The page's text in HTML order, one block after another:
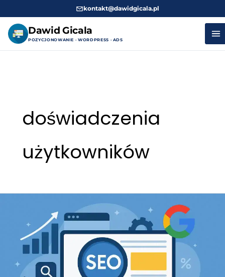
kontakt@dawidgicala.pl
Dawid Gicala
POZYCJONOWANIE · WORDPRESS · ADS
doświadczenia
użytkowników